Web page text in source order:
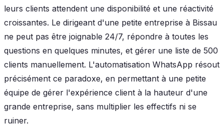
leurs clients attendent une disponibilité et une réactivité
croissantes. Le dirigeant d'une petite entreprise à Bissau
ne peut pas être joignable 24/7, répondre à toutes les
questions en quelques minutes, et gérer une liste de 500
clients manuellement. L'automatisation WhatsApp résout
précisément ce paradoxe, en permettant à une petite
équipe de gérer l'expérience client à la hauteur d'une
grande entreprise, sans multiplier les effectifs ni se
ruiner.